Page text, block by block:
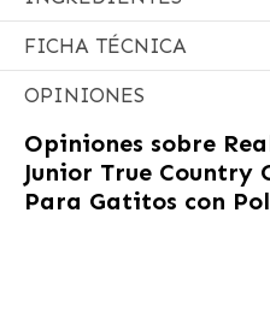
FICHA TÉCNICA
OPINIONES
Opiniones sobre
Junior True Country
Para Gatitos con